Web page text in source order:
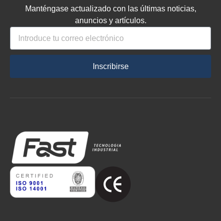
Manténgase actualizado con las últimas noticias,
anuncios y artículos.
Inscribirse